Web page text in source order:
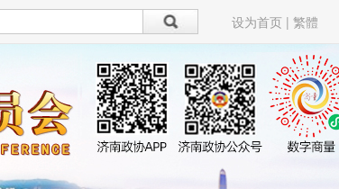
设为首页 | 繁體